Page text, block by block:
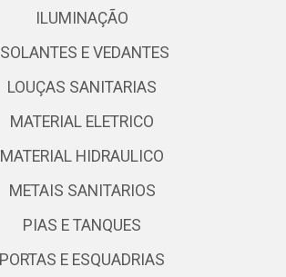
ILUMINAÇÃO
ISOLANTES E VEDANTES
LOUÇAS SANITARIAS
MATERIAL ELETRICO
MATERIAL HIDRAULICO
METAIS SANITARIOS
PIAS E TANQUES
PORTAS E ESQUADRIAS